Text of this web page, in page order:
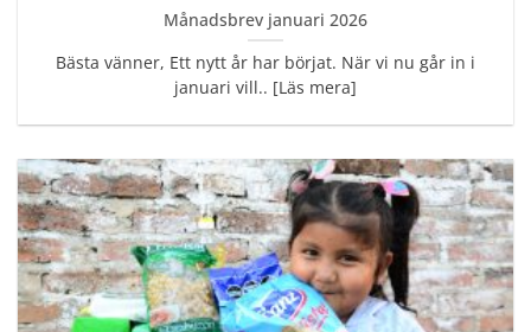
Månadsbrev januari 2026
Bästa vänner, Ett nytt år har börjat. När vi nu går in i
januari vill.. [Läs mera]